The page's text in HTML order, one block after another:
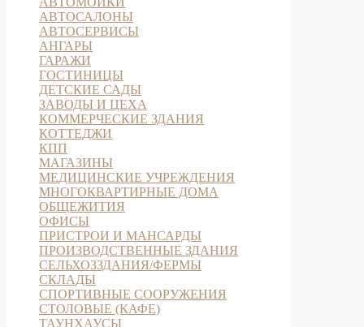
АВТОСАЛОНЫ
АВТОСЕРВИСЫ
АНГАРЫ
ГАРАЖИ
ГОСТИНИЦЫ
ДЕТСКИЕ САДЫ
ЗАВОДЫ И ЦЕХА
КОММЕРЧЕСКИЕ ЗДАНИЯ
КОТТЕДЖИ
КПП
МАГАЗИНЫ
МЕДИЦИНСКИЕ УЧРЕЖДЕНИЯ
МНОГОКВАРТИРНЫЕ ДОМА
ОБЩЕЖИТИЯ
ОФИСЫ
ПРИСТРОИ И МАНСАРДЫ
ПРОИЗВОДСТВЕННЫЕ ЗДАНИЯ
СЕЛЬХОЗЗДАНИЯ/ФЕРМЫ
СКЛАДЫ
СПОРТИВНЫЕ СООРУЖЕНИЯ
СТОЛОВЫЕ (КАФЕ)
ТАУНХАУСЫ